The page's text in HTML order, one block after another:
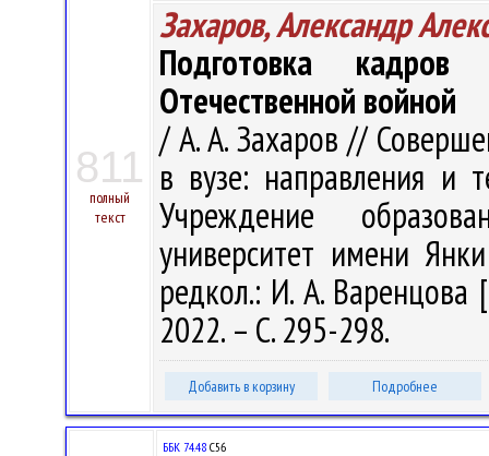
811
полный
текст
Захаров, Александр
Подготовка
Отечественной войной
/ А. А. Захаров //
в вузе: направления и
Учреждение
университет имени
редкол.: И. А.
2022. – С. 295-298.
Добавить в корзину Подробнее
ББК 74.48 С56